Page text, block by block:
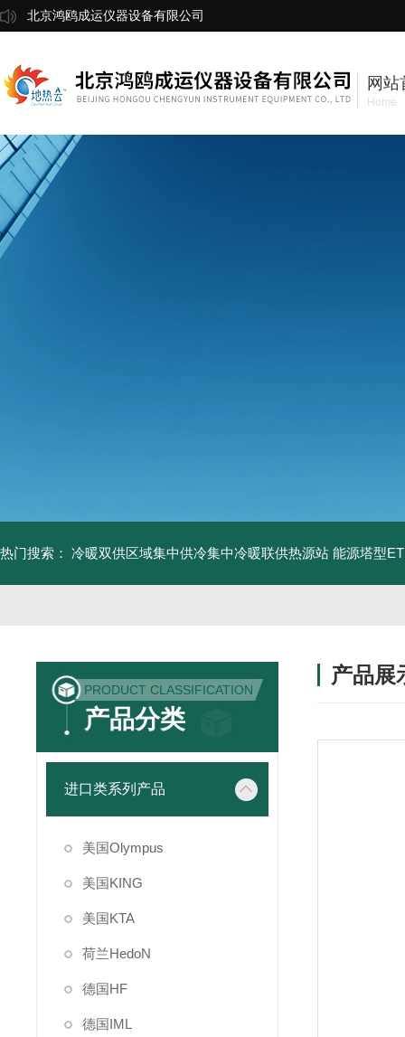
北京鸿鸥成运仪器设备有限公司
网站
Home
热门搜索： 冷暖双供区域集中供冷集中冷暖联供热源站 能源塔型
PRODUCT CLASSIFICATION
产品分类
进口类系列产品
美国Olympus
美国KING
美国KTA
荷兰HedoN
德国HF
德国IML
产品展